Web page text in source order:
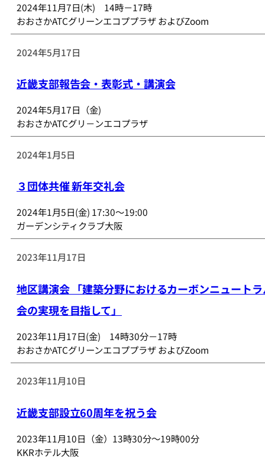
2024年11月7日(木) 14時－17時
おおさかATCグリーンエコププラザ およびZoom
2024年5月17日
近畿支部報告会・表彰式・講演会
2024年5月17日（金)
おおさかATCグリ－ンエコプラザ
2024年1月5日
３団体共催 新年交礼会
2024年1月5日(金) 17:30～19:00
ガーデンシティクラブ大阪
2023年11月17日
地区講演会 「建築分野におけるカーボンニュート
会の実現を目指して」
2023年11月17日(金) 14時30分－17時
おおさかATCグリーンエコププラザ およびZoom
2023年11月10日
近畿支部設立60周年を祝う会
2023年11月10日（金）13時30分～19時00分
KKRホテル大阪